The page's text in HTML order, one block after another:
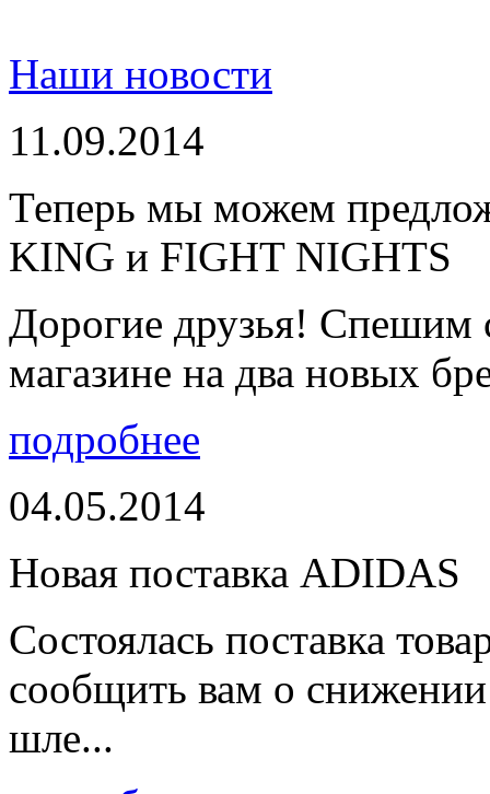
Наши новости
11.09.2014
Теперь мы можем
KING и FIGHT NIGHTS
Дорогие друзья! Спешим
магазине на два новых
подробнее
04.05.2014
Новая поставка ADIDAS
Состоялась поставка
сообщить вам о
шле...